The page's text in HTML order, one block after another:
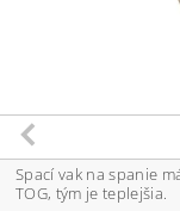
Spací vak na spanie
TOG, tým je teplejšia.